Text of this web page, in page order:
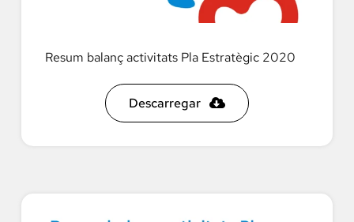
Resum balanç activitats Pla Estratègic 2020
Descarregar